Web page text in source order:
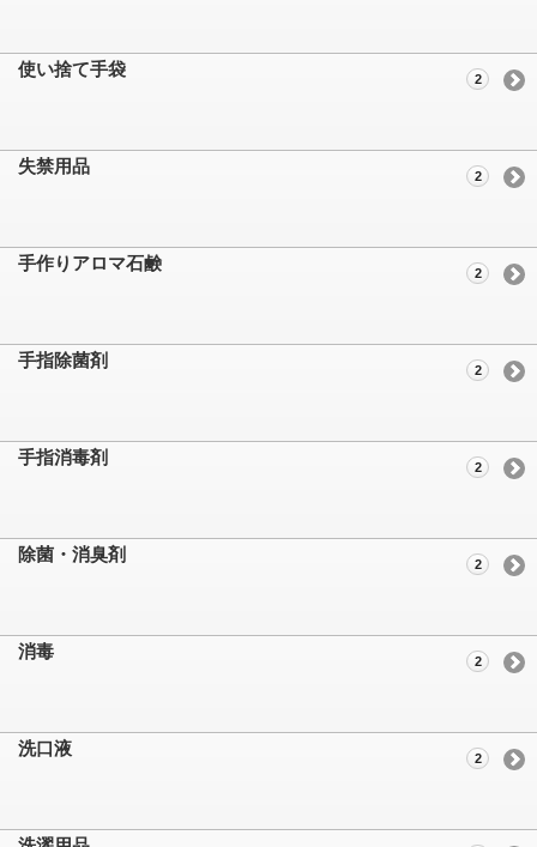
使い捨て手袋 2
失禁用品 2
手作りアロマ石鹸 2
手指除菌剤 2
手指消毒剤 2
除菌・消臭剤 2
消毒 2
洗口液 2